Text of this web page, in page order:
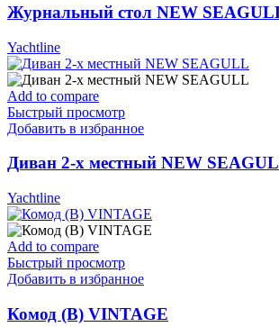
Журнальный стол NEW
Yachtline
Add to compare
Быстрый просмотр
Добавить в избранное
Диван 2-х местный NEW
Yachtline
Add to compare
Быстрый просмотр
Добавить в избранное
Комод (B) VINTAGE